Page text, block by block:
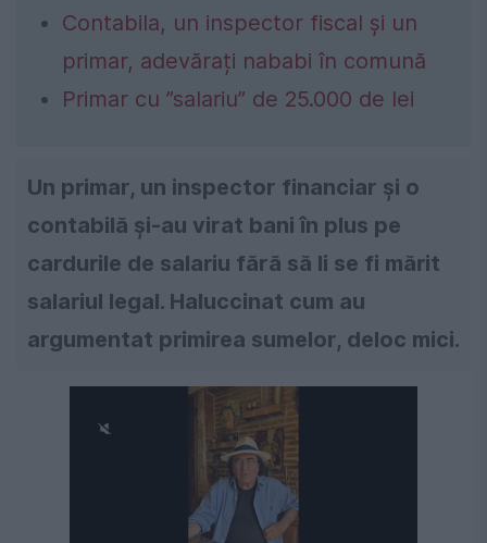
Contabila, un inspector fiscal și un
primar, adevărați nababi în comună
Primar cu ”salariu” de 25.000 de lei
Un primar, un inspector financiar și o
contabilă și-au virat bani în plus pe
cardurile de salariu fără să li se fi mărit
salariul legal. Haluccinat cum au
argumentat primirea sumelor, deloc mici.